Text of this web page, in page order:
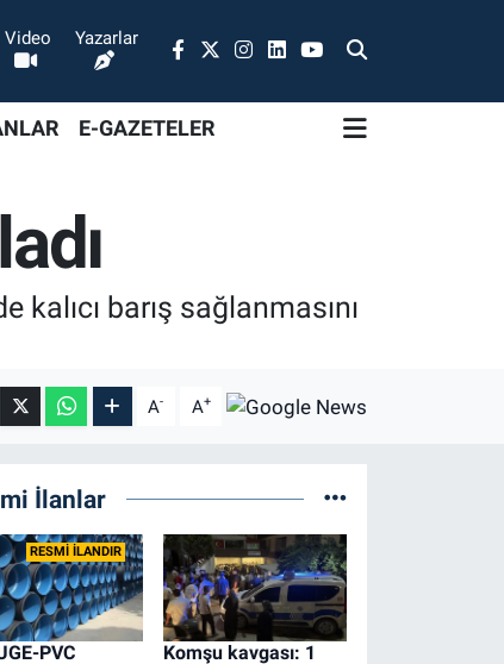
Video Yazarlar
E-GAZETELER
barış sağlanmasını
A- A+
İlanlar
RESMİ İLANDIR
PVC
Komşu kavgası: 1